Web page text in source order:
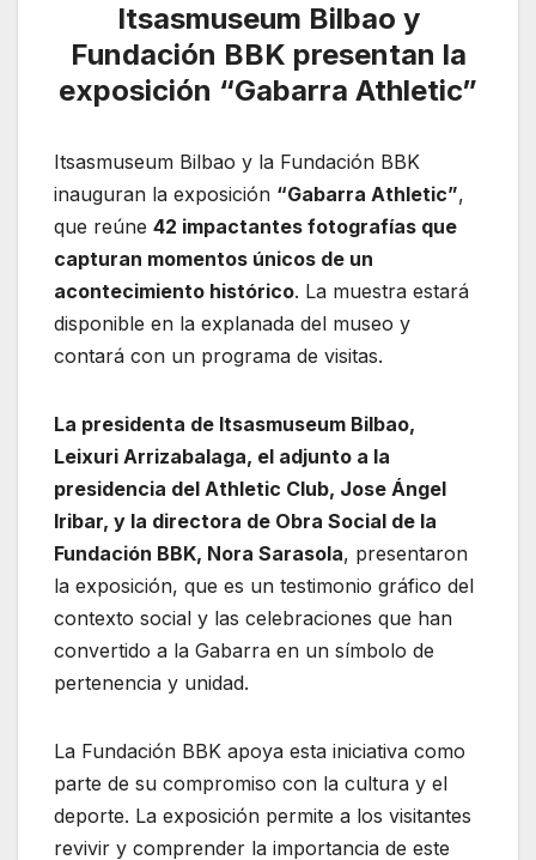
Itsasmuseum Bilbao y
Fundación BBK presentan la
exposición “Gabarra Athletic”
Itsasmuseum Bilbao y la Fundación BBK
inauguran la exposición “Gabarra Athletic”,
que reúne 42 impactantes fotografías que
capturan momentos únicos de un
acontecimiento histórico. La muestra estará
disponible en la explanada del museo y
contará con un programa de visitas.
La presidenta de Itsasmuseum Bilbao,
Leixuri Arrizabalaga, el adjunto a la
presidencia del Athletic Club, Jose Ángel
Iribar, y la directora de Obra Social de la
Fundación BBK, Nora Sarasola, presentaron
la exposición, que es un testimonio gráfico del
contexto social y las celebraciones que han
convertido a la Gabarra en un símbolo de
pertenencia y unidad.
La Fundación BBK apoya esta iniciativa como
parte de su compromiso con la cultura y el
deporte. La exposición permite a los visitantes
revivir y comprender la importancia de este